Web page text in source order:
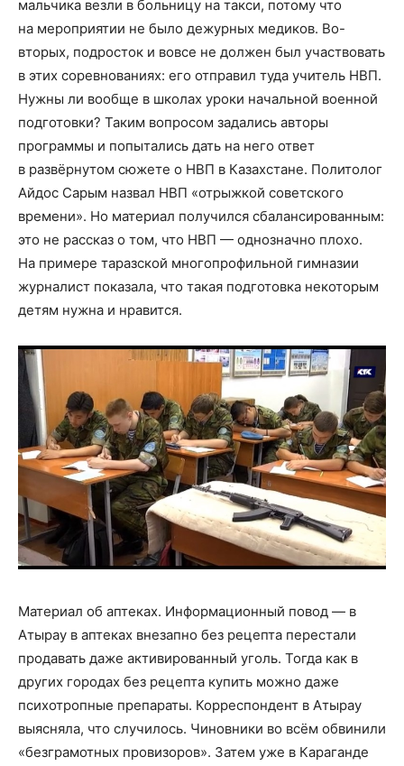
мальчика везли в больницу на такси, потому что
на мероприятии не было дежурных медиков. Во-
вторых, подросток и вовсе не должен был участвовать
в этих соревнованиях: его отправил туда учитель НВП.
Нужны ли вообще в школах уроки начальной военной
подготовки? Таким вопросом задались авторы
программы и попытались дать на него ответ
в развёрнутом сюжете о НВП в Казахстане. Политолог
Айдос Сарым назвал НВП «отрыжкой советского
времени». Но материал получился сбалансированным:
это не рассказ о том, что НВП — однозначно плохо.
На примере таразской многопрофильной гимназии
журналист показала, что такая подготовка некоторым
детям нужна и нравится.
Материал об аптеках. Информационный повод — в
Атырау в аптеках внезапно без рецепта перестали
продавать даже активированный уголь. Тогда как в
других городах без рецепта купить можно даже
психотропные препараты. Корреспондент в Атырау
выясняла, что случилось. Чиновники во всём обвинили
«безграмотных провизоров». Затем уже в Караганде